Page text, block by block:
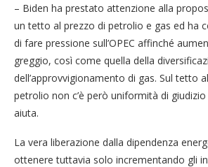
– Biden ha prestato attenzione alla
un tetto al prezzo di petrolio e gas ed ha
di fare pressione sull’OPEC affinché
greggio, così come quella della
dell’approvvigionamento di gas. Sul tetto
petrolio non c’è però uniformità di
aiuta.
La vera liberazione dalla dipendenza
ottenere tuttavia solo incrementando gli